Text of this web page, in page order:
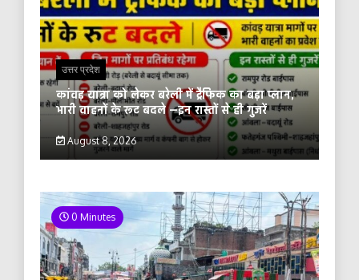
उत्तर प्रदेश
कांवड़ यात्रा को लेकर बरेली में ट्रैफिक का बड़ा प्लान,
भारी वाहनों के रूट बदले —इन रास्तों से ही गुजरें
August 8, 2026
0 Minutes